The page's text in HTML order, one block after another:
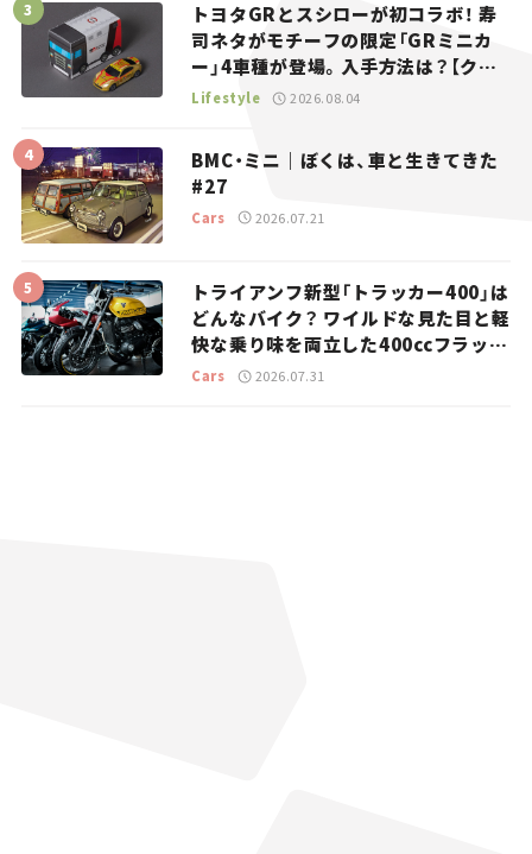
トヨタGRとスシローが初コラボ！ 寿
司ネタがモチーフの限定「GRミニカ
ー」4車種が登場。入手方法は？【クル
マとホビー】
Lifestyle 2026.08.04
BMC・ミニ｜ぼくは、車と生きてきた
#27
Cars 2026.07.21
トライアンフ新型「トラッカー400」は
どんなバイク？ ワイルドな見た目と軽
快な乗り味を両立した400ccフラット
トラッカー【試乗レビュー】
Cars 2026.07.31